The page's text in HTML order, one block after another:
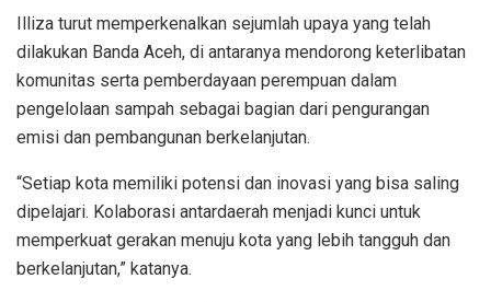
Illiza turut memperkenalkan sejumlah upaya yang telah
dilakukan Banda Aceh, di antaranya mendorong keterlibatan
komunitas serta pemberdayaan perempuan dalam
pengelolaan sampah sebagai bagian dari pengurangan
emisi dan pembangunan berkelanjutan.
“Setiap kota memiliki potensi dan inovasi yang bisa saling
dipelajari. Kolaborasi antardaerah menjadi kunci untuk
memperkuat gerakan menuju kota yang lebih tangguh dan
berkelanjutan,” katanya.